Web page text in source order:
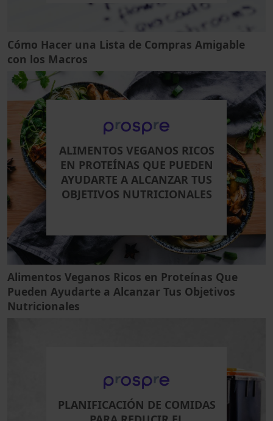
Cómo Hacer una Lista de Compras Amigable
con los Macros
ALIMENTOS VEGANOS RICOS
EN PROTEÍNAS QUE PUEDEN
AYUDARTE A ALCANZAR TUS
OBJETIVOS NUTRICIONALES
Alimentos Veganos Ricos en Proteínas Que
Pueden Ayudarte a Alcanzar Tus Objetivos
Nutricionales
PLANIFICACIÓN DE COMIDAS